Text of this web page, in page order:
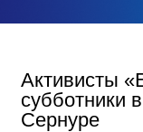
Активисты
субботники
Сернуре